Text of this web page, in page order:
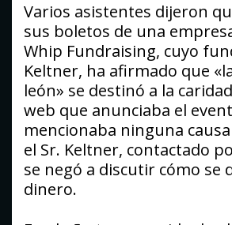
Varios asistentes dijeron
sus boletos de una
Whip Fundraising, cuyo
Keltner, ha afirmado que
león» se destinó a la
web que anunciaba el
mencionaba ninguna
el Sr. Keltner, contactado
se negó a discutir cómo se
dinero.